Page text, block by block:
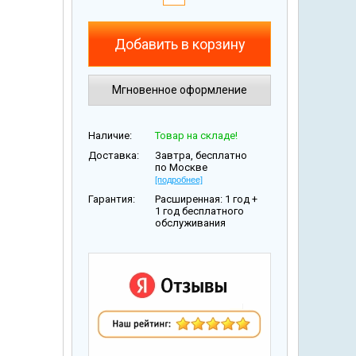
Добавить в корзину
Мгновенное оформление
Наличие:
Товар на складе!
Доставка:
Завтра, бесплатно
по Москве
[подробнее]
Гарантия:
Расширенная: 1 год +
1 год бесплатного
обслуживания